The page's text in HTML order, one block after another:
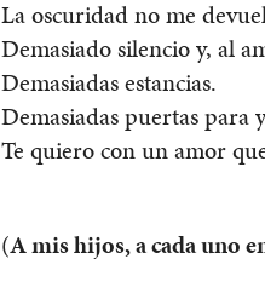
La oscuridad no me
Demasiado silencio y, al
Demasiadas estancias.
Demasiadas puertas para
Te quiero con un amor
(A mis hijos, a cada uno